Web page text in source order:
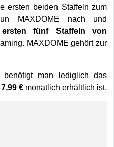
ersten beiden Staffeln zum
MAXDOME nach und
ersten fünf Staffeln von
MAXDOME gehört zur
man lediglich das
7,99 €monatlich erhältlich ist.